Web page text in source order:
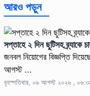
আরও পড়ুন
সপ্তাহে ২ দিন ছুটিসহ
জনবল নিয়োগের বিজ্ঞপ্তি
আগস্ট ...
বৃহস্পতিবার, ০৬ আগস্ট ২০২৬ ,